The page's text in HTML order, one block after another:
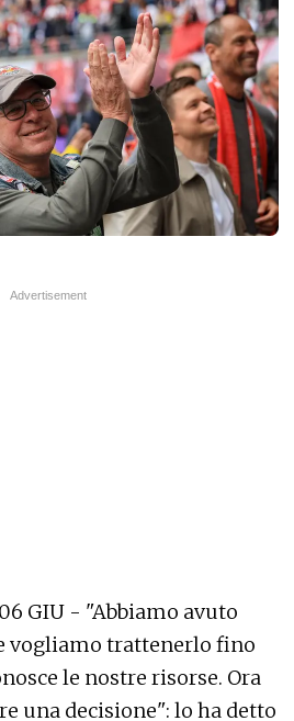
GIU - "Abbiamo avuto
vogliamo trattenerlo fino
le nostre risorse. Ora
una decisione": lo ha detto